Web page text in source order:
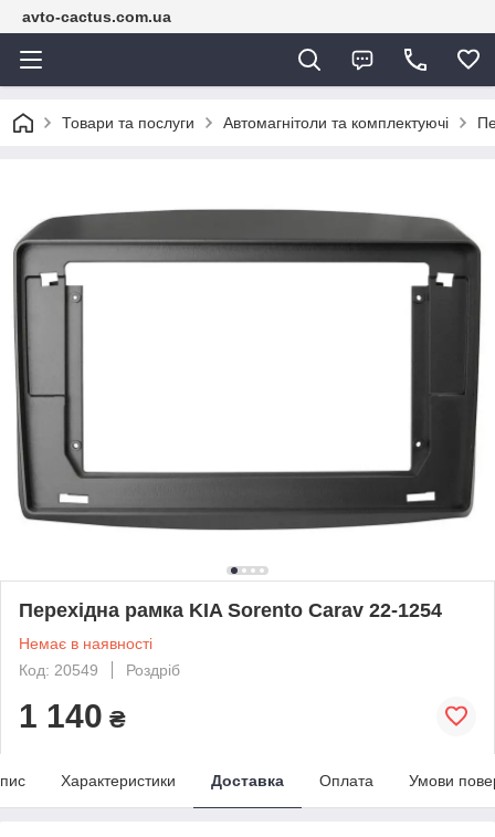
avto-cactus.com.ua
Товари та послуги Автомагнітоли та комплектуючі
Перехідна рамка KIA Sorento Carav 22-1254
Немає в наявності
Код: 20549
Роздріб
1 140 ₴
Характеристики Доставка Оплата Умови